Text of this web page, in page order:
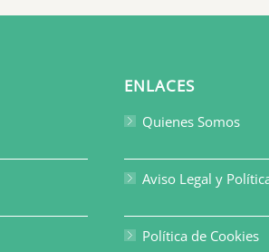
ENLACES
Quienes Somos
Aviso Legal y
Política de Cookies